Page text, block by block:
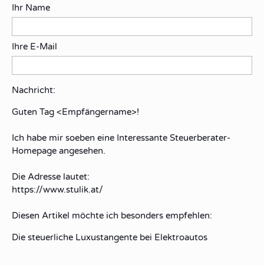
Ihr Name
Ihre E-Mail
Nachricht:
Guten Tag <Empfängername>!
Ich habe mir soeben eine Interessante Steuerberater-
Homepage angesehen.
Die Adresse lautet:
https://www.stulik.at/
Diesen Artikel möchte ich besonders empfehlen:
Die steuerliche Luxustangente bei Elektroautos